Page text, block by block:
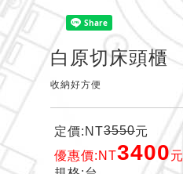
白原切床頭櫃
收納好方便
定價:NT3550元
優惠價:NT3400元